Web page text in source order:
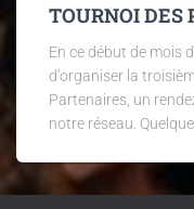
TOURNOI DES
En ce début de mois
d’organiser la
Partenaires, un
notre réseau.